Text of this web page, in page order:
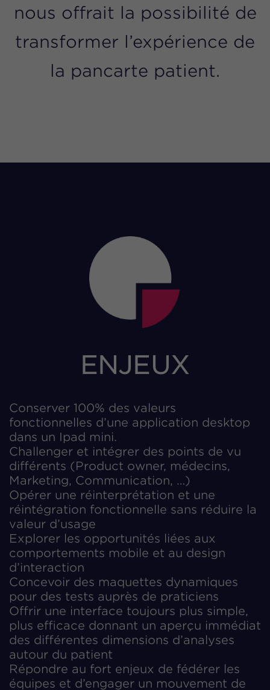
nous offrait la possibilité de
transformer l’expérience de
la pancarte patient.
ENJEUX
Conserver 100% des valeurs
fonctionnelles d’une application desktop
dans un Ipad mini.
Challenger et intégrer des points de vu
différents (Product owner, médecins,
Marketing, Communication, …)
Opérer une réinterprétation et une
réintégration fonctionnelle sans réduire la
valeur d’usage
Explorer les opportunités liées aux
comportements mobile et au design
d’interaction
Concevoir des maquettes dynamiques
pour des tests auprès de praticiens
Offrir une interface toujours plus simple,
plus efficace donnant un aperçu immédiat
des différentes dimensions d’analyses
autour du patient
Répondre au fort enjeux de fédérer les
équipes et d’engager un mouvement de